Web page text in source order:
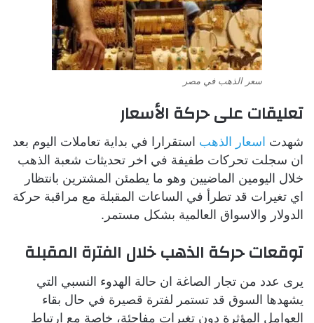
سعر الذهب في مصر
تعليقات على حركة الأسعار
شهدت اسعار الذهب استقرارا في بداية تعاملات اليوم بعد
ان سجلت تحركات طفيفة في اخر تحديثات شعبة الذهب
خلال اليومين الماضيين وهو ما يطمئن المشترين بانتظار
اي تغيرات قد تطرأ في الساعات المقبلة مع مراقبة حركة
الدولار والاسواق العالمية بشكل مستمر.
توقعات حركة الذهب خلال الفترة المقبلة
يرى عدد من تجار الصاغة ان حالة الهدوء النسبي التي
يشهدها السوق قد تستمر لفترة قصيرة في حال بقاء
العوامل المؤثرة دون تغيرات مفاجئة، خاصة مع ارتباط